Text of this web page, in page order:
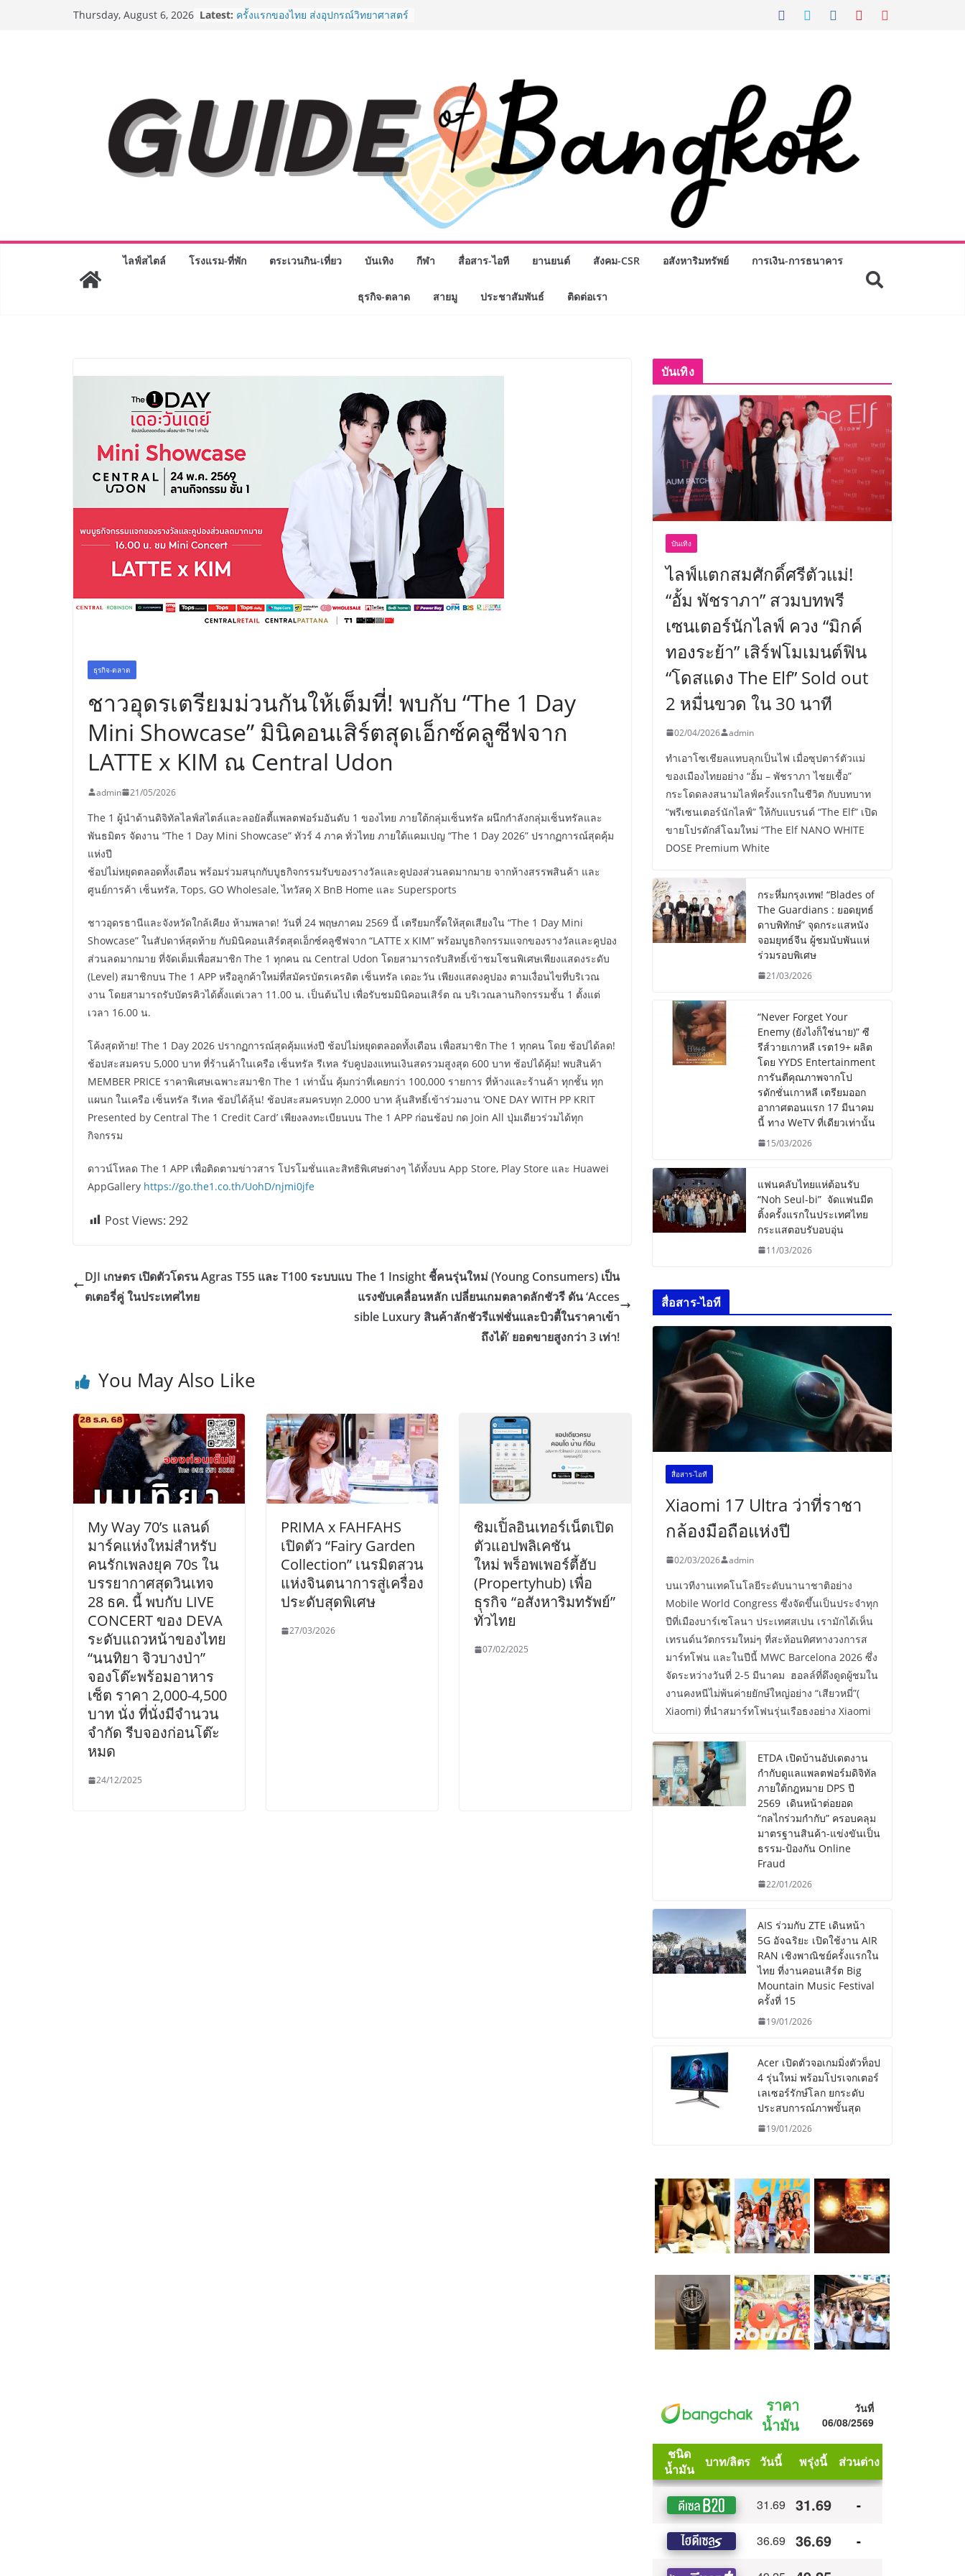
Thursday, August 6, 2026 Latest: ครั้งแรกของไทย ส่งอุปกรณ์วิทยาศาสตร์
Experience-driven Loyalty พลิก
“ประสบการณ์” สู่แรงขับเคลื่อนการใช้
จ่าย ผสาน Ecosystem ที่แข็งแกร่งของ
กลุ่มเซ็นทรัล สร้างยอดขายสูงสุดในรอบ
3 ปี
กรมการท่องเที่ยวเดินหน้าสร้าง Green
Coach รุ่นใหม่ ขับเคลื่อนการท่องเที่ยว
ไทยสู่มาตรฐานสากล ภายใต้ Thailand
“BIO TRADE CONNECT 2026” ยก
ระดับผลิตภัณฑ์ท้องถิ่นสู่ตลาดเชิง
สด ดอกไม้ประดิษฐ์ พวงมาลัย และสังฆ
ไลฟ์สไตล์ โรงแรม-ที่พัก ตระเวนกิน-เที่ยว บันเทิง กีฬา สื่อสาร-ไอที ยานยนต์ สังคม-CSR อสังหาริมทรัพย์ การเงิน-การธนาคาร
ธุรกิจ-ตลาด สายมู ประชาสัมพันธ์ ติดต่อเรา
ธุรกิจ-ตลาด
ชาวอุดรเตรียมม่วนกันให้เต็มที่! พบกับ “The 1 Day
Mini Showcase” มินิคอนเสิร์ตสุดเอ็กซ์คลูซีฟจาก
LATTE x KIM ณ Central Udon
admin 21/05/2026
The 1 ผู้นำด้านดิจิทัลไลฟ์สไตล์และลอยัลตี้แพลตฟอร์มอันดับ 1 ของไทย ภายใต้กลุ่มเซ็นทรัล ผนึกกำลังกลุ่มเซ็นทรัลและ
พันธมิตร จัดงาน “The 1 Day Mini Showcase” ทัวร์ 4 ภาค ทั่วไทย ภายใต้แคมเปญ “The 1 Day 2026” ปรากฏการณ์สุดคุ้ม
แห่งปี
ช้อปไม่หยุดตลอดทั้งเดือน พร้อมร่วมสนุกกับบูธกิจกรรมรับของรางวัลและคูปองส่วนลดมากมาย จากห้างสรรพสินค้า และ
ศูนย์การค้า เซ็นทรัล, Tops, GO Wholesale, ไทวัสดุ X BnB Home และ Supersports
ชาวอุดรธานีและจังหวัดใกล้เคียง ห้ามพลาด! วันที่ 24 พฤษภาคม 2569 นี้ เตรียมกรี๊ดให้สุดเสียงใน “The 1 Day Mini
Showcase” ในสัปดาห์สุดท้าย กับมินิคอนเสิร์ตสุดเอ็กซ์คลูซีฟจาก “LATTE x KIM” พร้อมบูธกิจกรรมแจกของรางวัลและคูปอง
ส่วนลดมากมาย ที่จัดเต็มเพื่อสมาชิก The 1 ทุกคน ณ Central Udon โดยสามารถรับสิทธิ์เข้าชมโซนพิเศษเพียงแสดงระดับ
(Level) สมาชิกบน The 1 APP หรือลูกค้าใหม่ที่สมัครบัตรเครดิต เซ็นทรัล เดอะวัน เพียงแสดงคูปอง ตามเงื่อนไขที่บริเวณ
งาน โดยสามารถรับบัตรคิวได้ตั้งแต่เวลา 11.00 น. เป็นต้นไป เพื่อรับชมมินิคอนเสิร์ต ณ บริเวณลานกิจกรรมชั้น 1 ตั้งแต่
เวลา 16.00 น.
โค้งสุดท้าย! The 1 Day 2026 ปรากฏการณ์สุดคุ้มแห่งปี ช้อปไม่หยุดตลอดทั้งเดือน เพื่อสมาชิก The 1 ทุกคน โดย ช้อปได้ลด!
ช้อปสะสมครบ 5,000 บาท ที่ร้านค้าในเครือ เซ็นทรัล รีเทล รับคูปองแทนเงินสดรวมสูงสุด 600 บาท ช้อปได้คุ้ม! พบสินค้า
MEMBER PRICE ราคาพิเศษเฉพาะสมาชิก The 1 เท่านั้น คุ้มกว่าที่เคยกว่า 100,000 รายการ ที่ห้างและร้านค้า ทุกชั้น ทุก
แผนก ในเครือ เซ็นทรัล รีเทล ช้อปได้ลุ้น! ช้อปสะสมครบทุก 2,000 บาท ลุ้นสิทธิ์เข้าร่วมงาน ‘ONE DAY WITH PP KRIT
Presented by Central The 1 Credit Card’ เพียงลงทะเบียนบน The 1 APP ก่อนช้อป กด Join All ปุ่มเดียวร่วมได้ทุก
กิจกรรม
ดาวน์โหลด The 1 APP เพื่อติดตามข่าวสาร โปรโมชั่นและสิทธิพิเศษต่างๆ ได้ทั้งบน App Store, Play Store และ Huawei
AppGallery https://go.the1.co.th/UohD/njmi0jfe
Post Views: 292
DJI เกษตร เปิดตัวโดรน Agras T55 และ T100 ระบบแบ
ตเตอรี่คู่ ในประเทศไทย
The 1 Insight ชี้คนรุ่นใหม่ (Young Consumers) เป็น
แรงขับเคลื่อนหลัก เปลี่ยนเกมตลาดลักชัวรี ดัน ‘Acces
sible Luxury สินค้าลักชัวรีแฟชั่นและบิวตี้ในราคาเข้า
ถึงได้’ ยอดขายสูงกว่า 3 เท่า!
You May Also Like
My Way 70’s แลนด์
มาร์คแห่งใหม่สำหรับ
คนรักเพลงยุค 70s ใน
บรรยากาศสุดวินเทจ
28 ธค. นี้ พบกับ LIVE
CONCERT ของ DEVA
ระดับแถวหน้าของไทย
“นนทิยา จิวบางป่า”
จองโต๊ะพร้อมอาหาร
เซ็ต ราคา 2,000-4,500
บาท นั่ง ที่นั่งมีจำนวน
จำกัด รีบจองก่อนโต๊ะ
หมด
24/12/2025
PRIMA x FAHFAHS
เปิดตัว “Fairy Garden
Collection” เนรมิตสวน
แห่งจินตนาการสู่เครื่อง
ประดับสุดพิเศษ
27/03/2026
ซิมเปิ้ลอินเทอร์เน็ตเปิด
ตัวแอปพลิเคชัน
ใหม่ พร็อพเพอร์ตี้ฮับ
(Propertyhub) เพื่อ
ธุรกิจ “อสังหาริมทรัพย์”
ทั่วไทย
07/02/2025
บันเทิง
บันเทิง
ไลฟ์แตกสมศักดิ์ศรีตัวแม่!
“อั้ม พัชราภา” สวมบทพรี
เซนเตอร์นักไลฟ์ ควง “มิกค์
ทองระย้า” เสิร์ฟโมเมนต์ฟิน
“โดสแดง The Elf” Sold out
2 หมื่นขวด ใน 30 นาที
02/04/2026 admin
ทำเอาโซเชียลแทบลุกเป็นไฟ เมื่อซุปตาร์ตัวแม่
ของเมืองไทยอย่าง “อั้ม – พัชราภา ไชยเชื้อ”
กระโดดลงสนามไลฟ์ครั้งแรกในชีวิต กับบทบาท
“พรีเซนเตอร์นักไลฟ์” ให้กับแบรนด์ “The Elf” เปิด
ขายโปรดักส์โฉมใหม่ “The Elf NANO WHITE
DOSE Premium White
กระหึ่มกรุงเทพ! “Blades of
The Guardians : ยอดยุทธ์
ดาบพิทักษ์” จุดกระแสหนัง
จอมยุทธ์จีน ผู้ชมนับพันแห่
ร่วมรอบพิเศษ
21/03/2026
“Never Forget Your
Enemy (ยังไงก็ใช่นาย)” ซี
รีส์วายเกาหลี เรต19+ ผลิต
โดย YYDS Entertainment
การันตีคุณภาพจากโป
รดักชั่นเกาหลี เตรียมออก
อากาศตอนแรก 17 มีนาคม
นี้ ทาง WeTV ที่เดียวเท่านั้น
15/03/2026
แฟนคลับไทยแห่ต้อนรับ
“Noh Seul-bi” จัดแฟนมีต
ติ้งครั้งแรกในประเทศไทย
กระแสตอบรับอบอุ่น
11/03/2026
สื่อสาร-ไอที
สื่อสาร-ไอที
Xiaomi 17 Ultra ว่าที่ราชา
กล้องมือถือแห่งปี
02/03/2026 admin
บนเวทีงานเทคโนโลยีระดับนานาชาติอย่าง
Mobile World Congress ซึ่งจัดขึ้นเป็นประจำทุก
ปีที่เมืองบาร์เซโลนา ประเทศสเปน เรามักได้เห็น
เทรนด์นวัตกรรมใหม่ๆ ที่สะท้อนทิศทางวงการส
มาร์ทโฟน และในปีนี้ MWC Barcelona 2026 ซึ่ง
จัดระหว่างวันที่ 2-5 มีนาคม ฮอลล์ที่ดึงดูดผู้ชมใน
งานคงหนีไม่พ้นค่ายยักษ์ใหญ่อย่าง “เสียวหมี่”(
Xiaomi) ที่นำสมาร์ทโฟนรุ่นเรือธงอย่าง Xiaomi
ETDA เปิดบ้านอัปเดตงาน
กำกับดูแลแพลตฟอร์มดิจิทัล
ภายใต้กฎหมาย DPS ปี
2569 เดินหน้าต่อยอด
“กลไกร่วมกำกับ” ครอบคลุม
มาตรฐานสินค้า-แข่งขันเป็น
ธรรม-ป้องกัน Online
Fraud
22/01/2026
AIS ร่วมกับ ZTE เดินหน้า
5G อัจฉริยะ เปิดใช้งาน AIR
RAN เชิงพาณิชย์ครั้งแรกใน
ไทย ที่งานคอนเสิร์ต Big
Mountain Music Festival
ครั้งที่ 15
19/01/2026
Acer เปิดตัวจอเกมมิ่งตัวท็อป
4 รุ่นใหม่ พร้อมโปรเจกเตอร์
เลเซอร์รักษ์โลก ยกระดับ
ประสบการณ์ภาพขั้นสุด
19/01/2026